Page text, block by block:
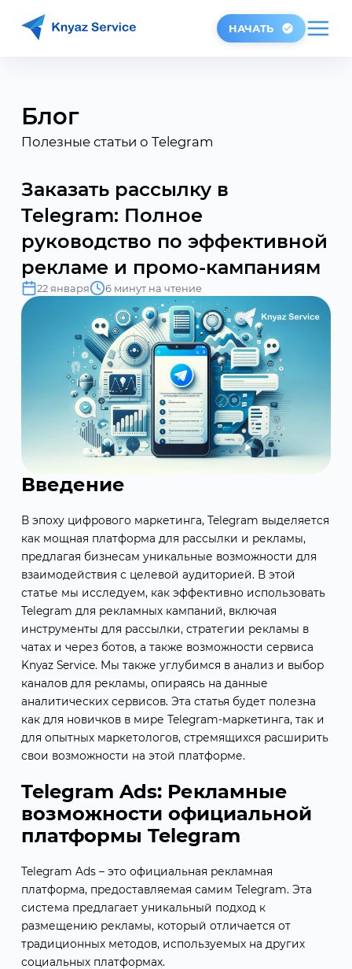
НАЧАТЬ
Блог
Полезные статьи о Telegram
Заказать рассылку в
Telegram: Полное
руководство по эффективной
рекламе и промо-кампаниям
22 января 6 минут на чтение
Введение
В эпоху цифрового маркетинга, Telegram выделяется
как мощная платформа для рассылки и рекламы,
предлагая бизнесам уникальные возможности для
взаимодействия с целевой аудиторией. В этой
статье мы исследуем, как эффективно использовать
Telegram для рекламных кампаний, включая
инструменты для рассылки, стратегии рекламы в
чатах и через ботов, а также возможности сервиса
Knyaz Service. Мы также углубимся в анализ и выбор
каналов для рекламы, опираясь на данные
аналитических сервисов. Эта статья будет полезна
как для новичков в мире Telegram-маркетинга, так и
для опытных маркетологов, стремящихся расширить
свои возможности на этой платформе.
Telegram Ads: Рекламные
возможности официальной
платформы Telegram
Telegram Ads – это официальная рекламная
платформа, предоставляемая самим Telegram. Эта
система предлагает уникальный подход к
размещению рекламы, который отличается от
традиционных методов, используемых на других
социальных платформах.